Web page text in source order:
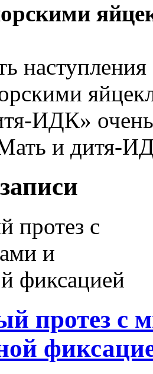
ИДК»
и дитя-
протез с